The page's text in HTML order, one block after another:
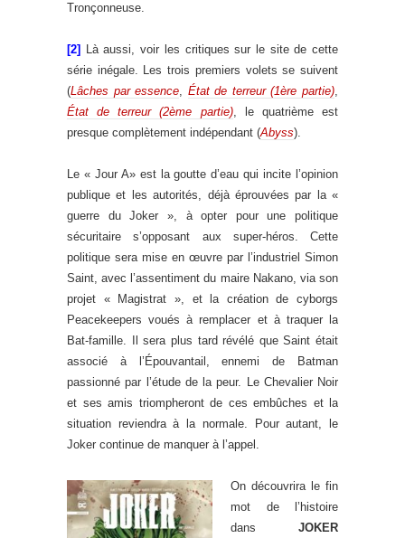
Tronçonneuse.
[2]
Là aussi, voir les critiques sur le site de cette
série inégale. Les trois premiers volets se suivent
(Lâches par essence, État de terreur (1ère partie),
État de terreur (2ème partie), le quatrième est
presque complètement indépendant (Abyss).
Le « Jour A» est la goutte d’eau qui incite l’opinion
publique et les autorités, déjà éprouvées par la «
guerre du Joker », à opter pour une politique
sécuritaire s’opposant aux super-héros. Cette
politique sera mise en œuvre par l’industriel Simon
Saint, avec l’assentiment du maire Nakano, via son
projet « Magistrat », et la création de cyborgs
Peacekeepers voués à remplacer et à traquer la
Bat-famille. Il sera plus tard révélé que Saint était
associé à l’Épouvantail, ennemi de Batman
passionné par l’étude de la peur. Le Chevalier Noir
et ses amis triompheront de ces embûches et la
situation reviendra à la normale. Pour autant, le
Joker continue de manquer à l’appel.
On découvrira le fin
mot de l’histoire
dans JOKER